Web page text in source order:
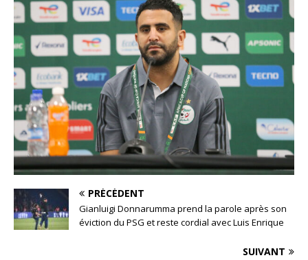
PRÉCÉDENT
Gianluigi Donnarumma prend la parole après son
éviction du PSG et reste cordial avec Luis Enrique
SUIVANT